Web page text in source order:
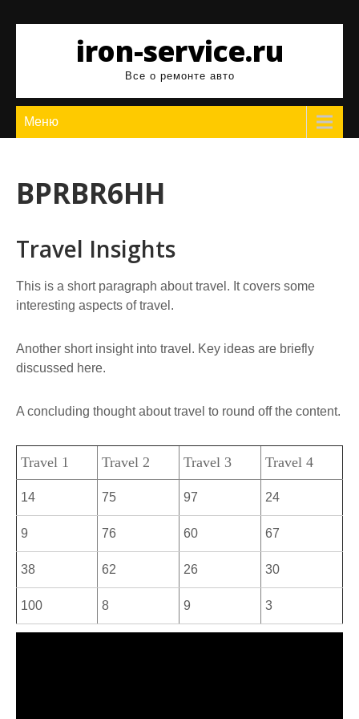
содержимомуiron-service.ru
Все о ремонте авто
Меню
BPRBR6HH
Travel Insights
This is a short paragraph about travel. It covers some
interesting aspects of travel.
Another short insight into travel. Key ideas are briefly
discussed here.
A concluding thought about travel to round off the content.
Travel 1 Travel 2 Travel 3 Travel 4
14 75 97 24
9 76 60 67
38 62 26 30
100 8 9 3